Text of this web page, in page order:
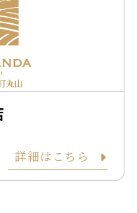
詳細はこちら